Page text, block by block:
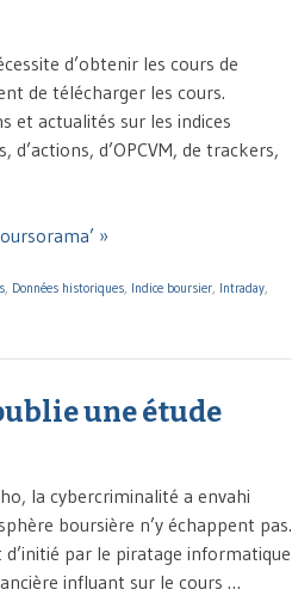
d’obtenir les cours de
de télécharger les cours.
et actualités sur les indices
d’OPCVM, de trackers,
»
, Données historiques, Indice boursier, Intraday,
une étude
la cybercriminalité a envahi
boursière n’y échappent pas.
par le piratage informatique
influant sur le cours …